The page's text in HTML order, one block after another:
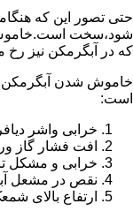
حتی تصور این که
شود،سخت
که در آبگرمکن نیز رخ
خاموش شدن آبگرمکن
است:
خرابی واشر
افت فشار گاز
خرابی و مشکل
نقص در مشعل
ارتفاع بالای